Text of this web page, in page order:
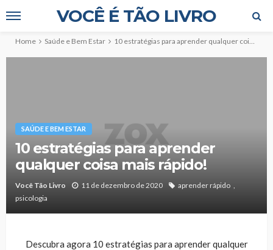
VOCÊ É TÃO LIVRO
Home Saúde e Bem Estar 10 estratégias para aprender qualquer coisa mais rápido!
SAÚDE E BEM ESTAR
10 estratégias para aprender
qualquer coisa mais rápido!
Você Tão Livro 11 de dezembro de 2020
aprender rápido
psicologia
Descubra agora 10 estratégias para aprender qualquer